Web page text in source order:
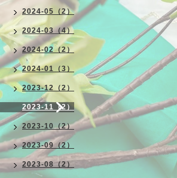
2024-05（2）
2024-03（4）
2024-02（2）
2024-01（3）
2023-12（2）
2023-11（2）
2023-10（2）
2023-09（2）
2023-08（2）